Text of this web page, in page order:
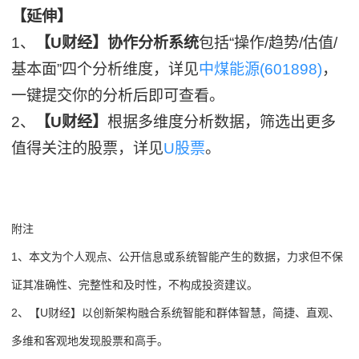
【延伸】
1、
【U财经】协作分析系统包括“操作/趋势/估值/
基本面”四个分析维度，详见中煤能源(601898)，
一键提交你的分析后即可查看。
2、
【U财经】根据多维度分析数据，筛选出更多
值得关注的股票，详见U股票。
附注
1、本文为个人观点、公开信息或系统智能产生的数据，力求但不保
证其准确性、完整性和及时性，不构成投资建议。
2、【U财经】以创新架构融合系统智能和群体智慧，简捷、直观、
多维和客观地发现股票和高手。